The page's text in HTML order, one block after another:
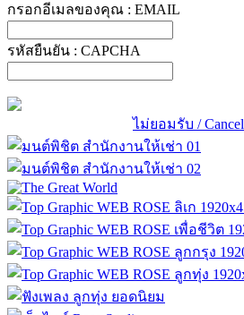
กรอกอีเมลของคุณ : EMAIL
รหัสยืนยัน : CAPCHA
ไม่ยอมรับ / Cancel